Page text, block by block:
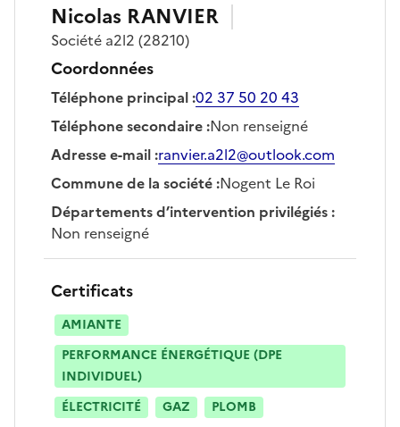
Nicolas RANVIER
Société a2l2 (28210)
Coordonnées
Téléphone principal:02 37 50 20 43
Téléphone secondaire:Non renseigné
Adresse e-mail:ranvier.a2l2@outlook.com
Commune de la société:Nogent Le Roi
Départements d’intervention privilégiés:
Non renseigné
Certificats
AMIANTE
PERFORMANCE ÉNERGÉTIQUE (DPE
INDIVIDUEL)
ÉLECTRICITÉ
GAZ PLOMB